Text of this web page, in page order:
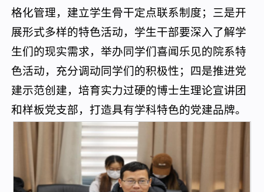
格化管理，建立学生骨干定点联系制度；三是开
展形式多样的特色活动，学生干部要深入了解学
生们的现实需求，举办同学们喜闻乐见的院系特
色活动，充分调动同学们的积极性；四是推进党
建示范创建，培育实力过硬的博士生理论宣讲团
和样板党支部，打造具有学科特色的党建品牌。